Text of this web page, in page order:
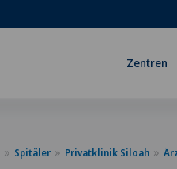
Zentren
Spitäler Privatklinik Siloah